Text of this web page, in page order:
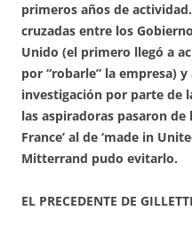
primeros años de
cruzadas entre los
Unido (el primero llegó a
por “robarle” la empresa)
investigación por parte de
las aspiradoras pasaron de
France’ al de ‘made in
Mitterrand pudo evitarlo.
EL PRECEDENTE DE